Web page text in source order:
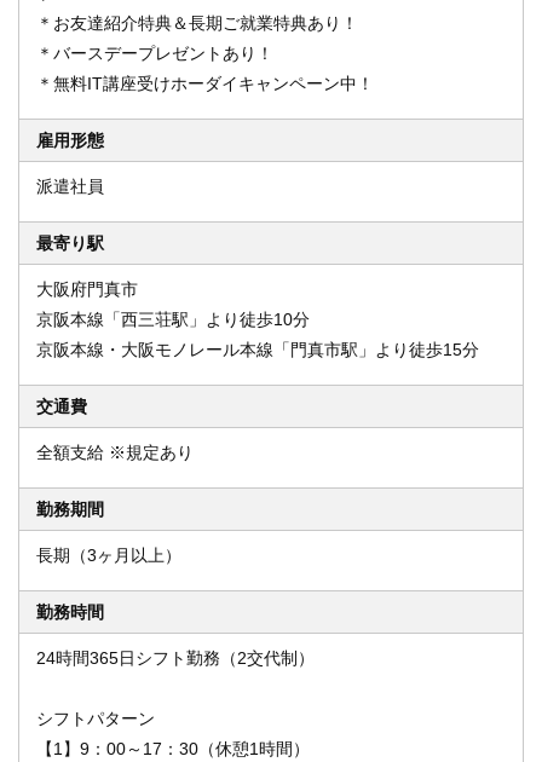
＊お友達紹介特典＆長期ご就業特典あり！
＊バースデープレゼントあり！
＊無料IT講座受けホーダイキャンペーン中！
雇用形態
派遣社員
最寄り駅
大阪府門真市
京阪本線「西三荘駅」より徒歩10分
京阪本線・大阪モノレール本線「門真市駅」より徒歩15分
交通費
全額支給 ※規定あり
勤務期間
長期（3ヶ月以上）
勤務時間
24時間365日シフト勤務（2交代制）
シフトパターン
【1】9：00～17：30（休憩1時間）